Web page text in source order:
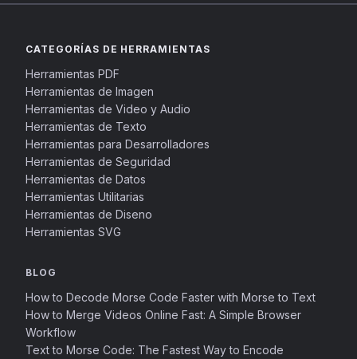
CATEGORÍAS DE HERRAMIENTAS
Herramientas PDF
Herramientas de Imagen
Herramientas de Video y Audio
Herramientas de Texto
Herramientas para Desarrolladores
Herramientas de Seguridad
Herramientas de Datos
Herramientas Utilitarias
Herramientas de Diseno
Herramientas SVG
BLOG
How to Decode Morse Code Faster with Morse to Text
How to Merge Videos Online Fast: A Simple Browser
Workflow
Text to Morse Code: The Fastest Way to Encode